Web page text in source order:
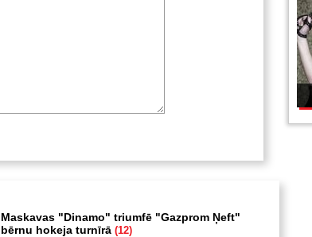
Maskavas "Dinamo" triumfē "Gazprom Ņeft"
bērnu hokeja turnīrā (12)